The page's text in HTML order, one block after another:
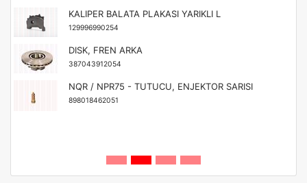
KALIPER BALATA PLAKASI YARIKLI L
129996990254
DISK, FREN ARKA
387043912054
NQR / NPR75 - TUTUCU, ENJEKTOR SARISI
898018462051